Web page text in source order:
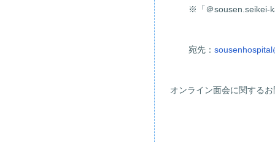
※「＠sousen.seikei-
宛先：
オンライン面会に関する